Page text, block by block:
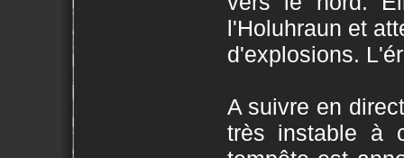
l'Holuhraun et
d'explosions.
A suivre en
très instable à